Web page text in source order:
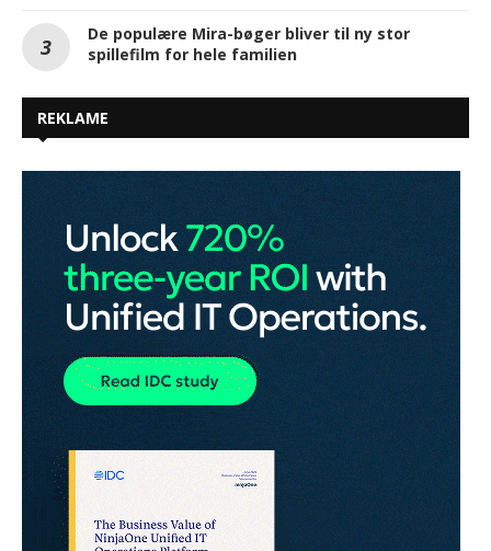
De populære Mira-bøger bliver til ny stor
spillefilm for hele familien
REKLAME